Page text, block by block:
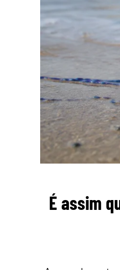
É assim